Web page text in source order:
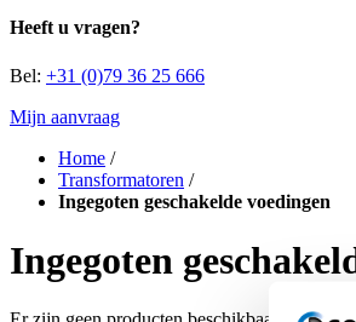
Heeft u vragen?
Bel: +31 (0)79 36 25 666
Mijn aanvraag
Home /
Transformatoren /
Ingegoten geschakelde voedingen
Ingegoten